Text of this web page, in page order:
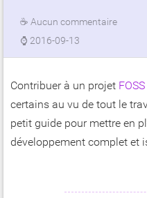
☕ Aucun commentaire
⌚ 2016-09-13
Contribuer à un projet FOSS
certains au vu de tout le
petit guide pour mettre en
développement complet et